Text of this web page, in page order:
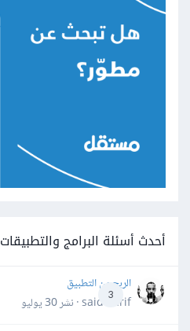
أحدث أسئلة البرامج والتطبيقات
3
الربح من التطبيق
said darif · نشر
30 يوليو